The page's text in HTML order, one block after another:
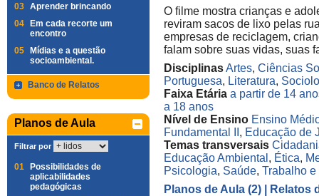
03 Aprender brincando
04
Em cada recorte um
encontro
05
Mídias e a questão
socioambiental.
Banco de Relatos
Planos de Aula
Filtrar por
01
Possibilidades de
aplicabilidades
pedagógicas
O filme mostra crianças e
reviram sacos de lixo pelas
empresas de reciclagem,
falam sobre suas vidas, suas
DisciplinasArtes, Ciências
Portuguesa, Literatura,
Faixa Etária a partir de 14
a 18 anos
Nível de Ensino Ensino
Fundamental II , Educação de
Temas transversais
Educação Ambiental , Ética,
Psicologia, Saúde, Trabalho
Planos de Aula (2)
| Relatos